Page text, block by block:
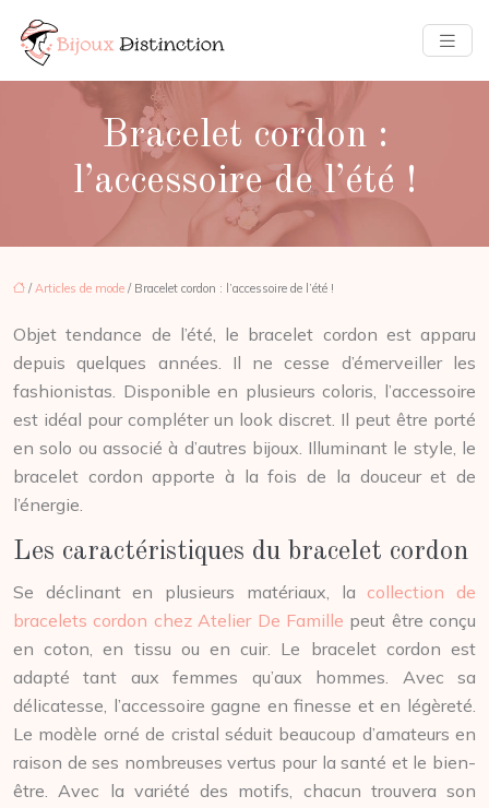
Bracelet cordon :
l’accessoire de l’été !
/Articles de mode / Bracelet cordon : l’accessoire de l’été !
Objet tendance de l’été, le bracelet cordon est apparu
depuis quelques années. Il ne cesse d’émerveiller les
fashionistas. Disponible en plusieurs coloris, l’accessoire
est idéal pour compléter un look discret. Il peut être porté
en solo ou associé à d’autres bijoux. Illuminant le style, le
bracelet cordon apporte à la fois de la douceur et de
l’énergie.
Les caractéristiques du bracelet cordon
Se déclinant en plusieurs matériaux, la collection de
bracelets cordon chez Atelier De Famille peut être conçu
en coton, en tissu ou en cuir. Le bracelet cordon est
adapté tant aux femmes qu’aux hommes. Avec sa
délicatesse, l’accessoire gagne en finesse et en légèreté.
Le modèle orné de cristal séduit beaucoup d’amateurs en
raison de ses nombreuses vertus pour la santé et le bien-
être. Avec la variété des motifs, chacun trouvera son